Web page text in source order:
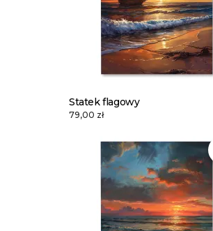
Statek flagowy
79,00 zł